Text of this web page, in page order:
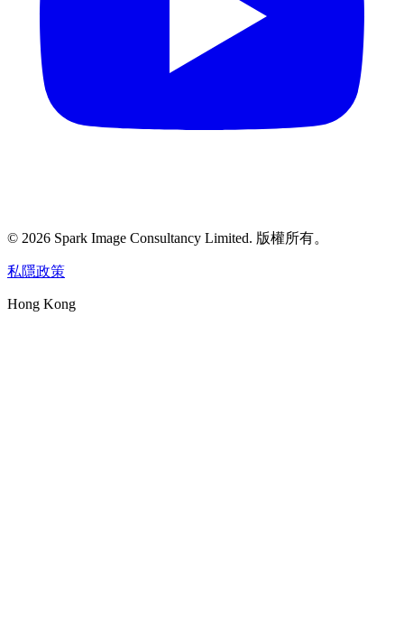
© 2026 Spark Image Consultancy Limited. 版權所有。
私隱政策
Hong Kong